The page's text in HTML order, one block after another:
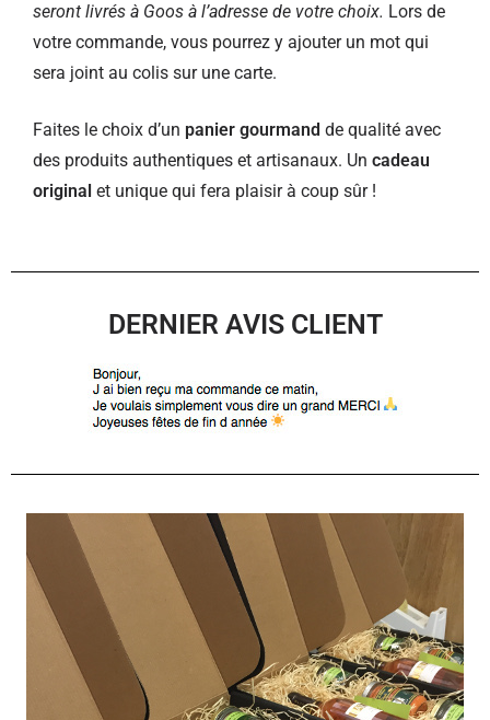
seront livrés à Goos à l’adresse de votre choix. Lors de
votre commande, vous pourrez y ajouter un mot qui
sera joint au colis sur une carte.
Faites le choix d’un panier gourmand de qualité avec
des produits authentiques et artisanaux. Un cadeau
original et unique qui fera plaisir à coup sûr !
DERNIER AVIS CLIENT